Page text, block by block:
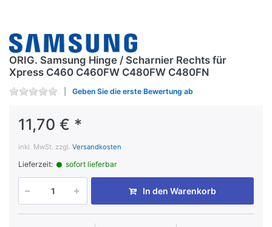
ORIG. Samsung Hinge / Scharnier Rechts für
Xpress C460 C460FW C480FW C480FN
Geben Sie die erste Bewertung ab
11,70 € *
inkl. MwSt. zzgl. Versandkosten
Lieferzeit: sofort lieferbar
In den Warenkorb